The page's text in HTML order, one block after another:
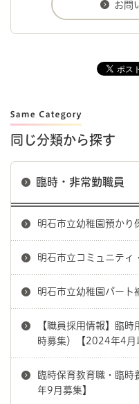
同じ分類から探す
臨時・非常勤職員
明石市立幼稚園預かり
明石市立コミュニティ
明石市立幼稚園パート
【職員採用情報】臨
時募集）【2024年4月
臨時保育教育職・臨
年9月募集】